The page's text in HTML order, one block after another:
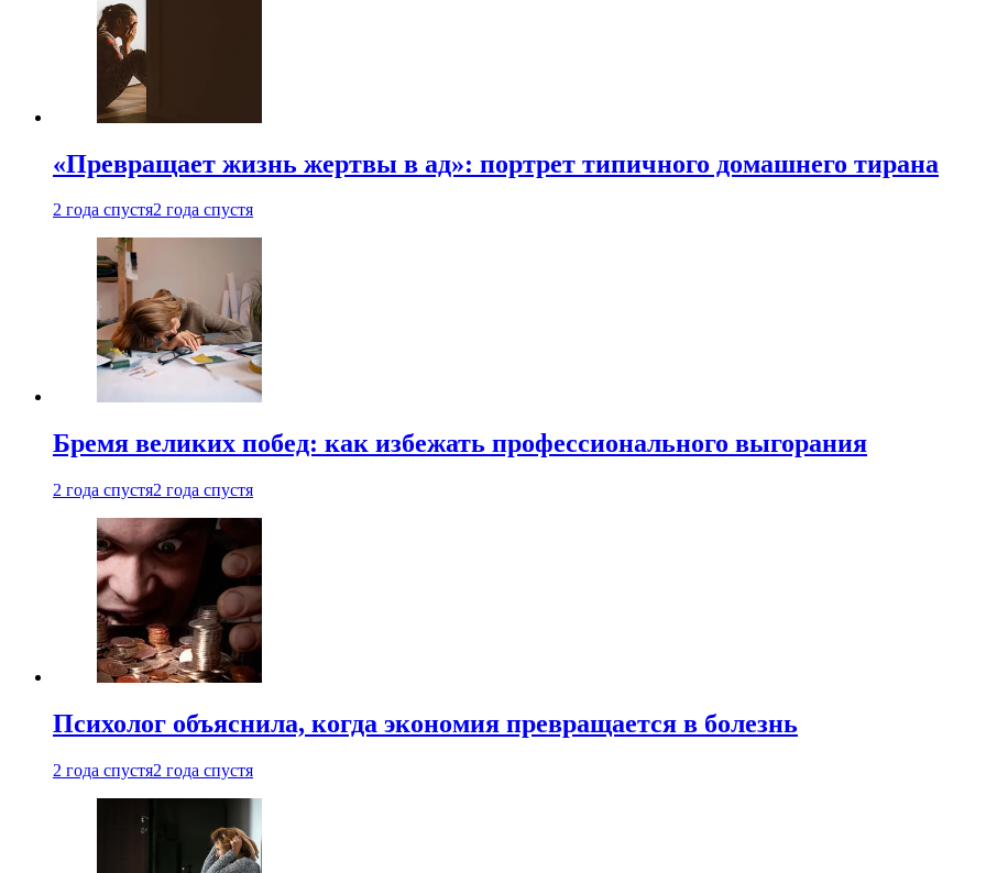
«Превращает жизнь жертвы в ад»: портрет типичного домашнего тирана
2 года спустя2 года спустя
Бремя великих побед: как избежать профессионального выгорания
2 года спустя2 года спустя
Психолог объяснила, когда экономия превращается в болезнь
2 года спустя2 года спустя